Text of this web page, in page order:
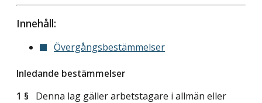
Innehåll:
Övergångsbestämmelser
Inledande bestämmelser
1 § Denna lag gäller arbetstagare i allmän eller